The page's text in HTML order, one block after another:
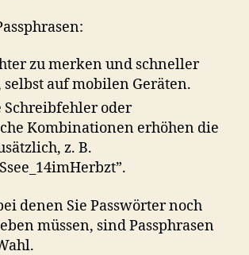
zu merken und schneller
selbst auf mobilen Geräten.
oder
Kombinationen erhöhen die
z. B.
denen Sie Passwörter noch
müssen, sind Passphrasen